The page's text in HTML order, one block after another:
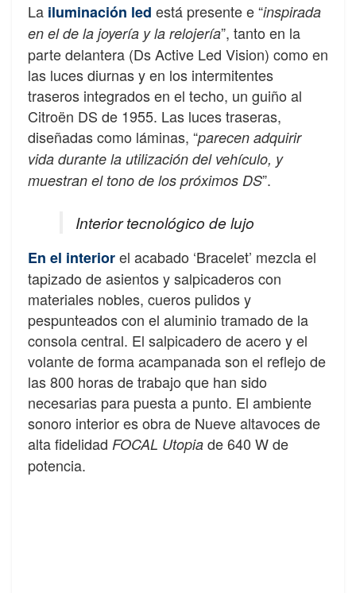
La iluminación led está presente e “inspirada
en el de la joyería y la relojería”, tanto en la
parte delantera (Ds Active Led Vision) como en
las luces diurnas y en los intermitentes
traseros integrados en el techo, un guiño al
Citroën DS de 1955. Las luces traseras,
diseñadas como láminas, “parecen adquirir
vida durante la utilización del vehículo, y
muestran el tono de los próximos DS”.
Interior tecnológico de lujo
En el interiorel acabado ‘Bracelet’ mezcla el
tapizado de asientos y salpicaderos con
materiales nobles, cueros pulidos y
pespunteados con el aluminio tramado de la
consola central. El salpicadero de acero y el
volante de forma acampanada son el reflejo de
las 800 horas de trabajo que han sido
necesarias para puesta a punto. El ambiente
sonoro interior es obra de Nueve altavoces de
alta fidelidad FOCAL Utopia de 640 W de
potencia.